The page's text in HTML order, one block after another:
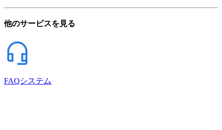
他のサービスを見る
FAQシステム